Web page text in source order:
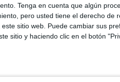
Tenga en cuenta que algún
pero usted tiene el derecho de
sitio web. Puede cambiar sus
sitio y haciendo clic en el botón
vital, se han registrado
la atención presencial
retomado este pasado